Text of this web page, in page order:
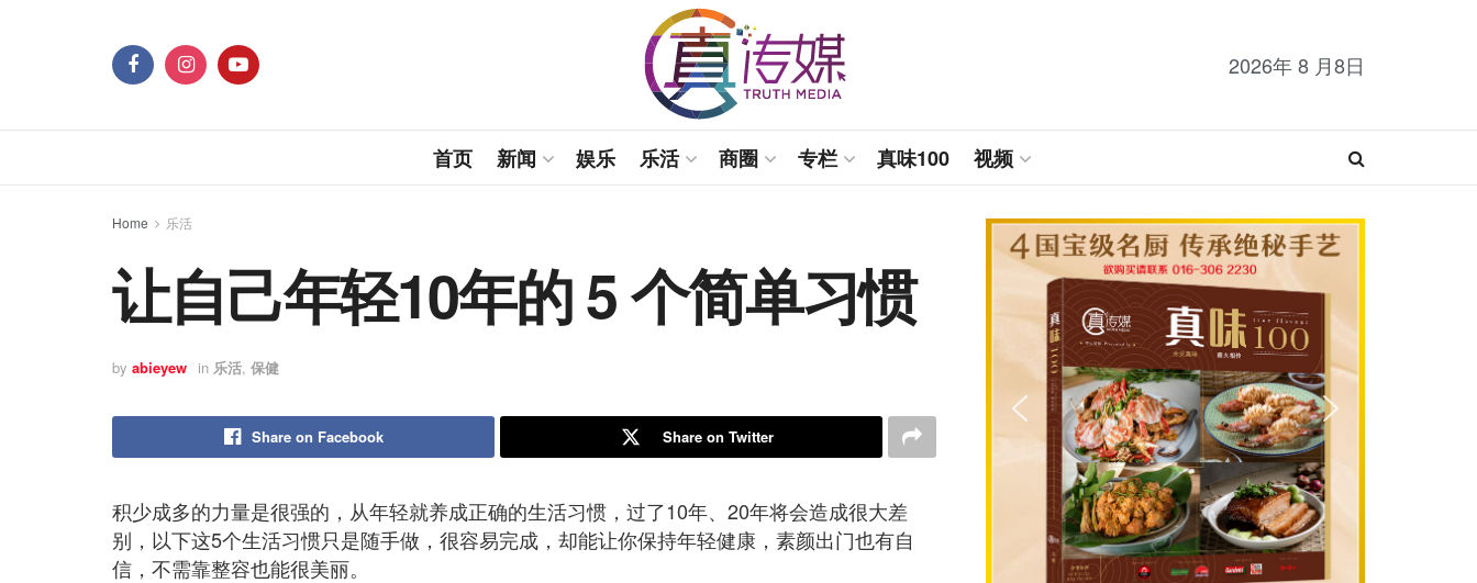
2026年 8 月8日
首页 新闻 娱乐 乐活 商圈 专栏 真味100 视频
Home 乐活
让自己年轻10年的 5 个简单习惯
by abieyew in 乐活, 保健
Share on Facebook Share on Twitter
积少成多的力量是很强的，从年轻就养成正确的生活习惯，过了10年、20年将会造成很大差
别，以下这5个生活习惯只是随手做，很容易完成，却能让你保持年轻健康，素颜出门也有自
信，不需靠整容也能很美丽。